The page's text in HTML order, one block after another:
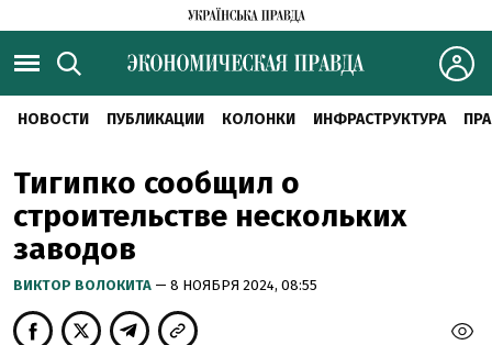
НОВОСТИ ПУБЛИКАЦИИ КОЛОНКИ ИНФРАСТРУКТУРА
Тигипко сообщил о
строительстве нескольких
заводов
ВИКТОР ВОЛОКИТА — 8 НОЯБРЯ 2024, 08:55